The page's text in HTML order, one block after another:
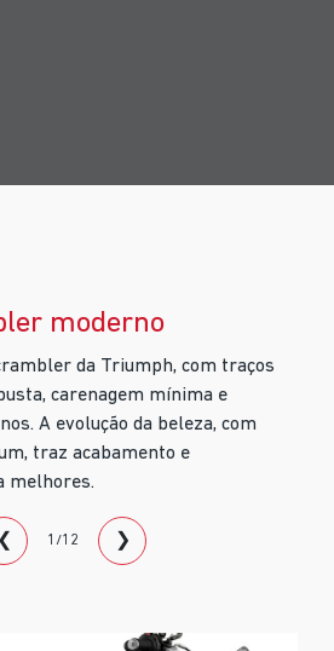
moderno
da Triumph, com traços
carenagem mínima e
A evolução da beleza, com
traz acabamento e
melhores.
❮ 1/12 ❯